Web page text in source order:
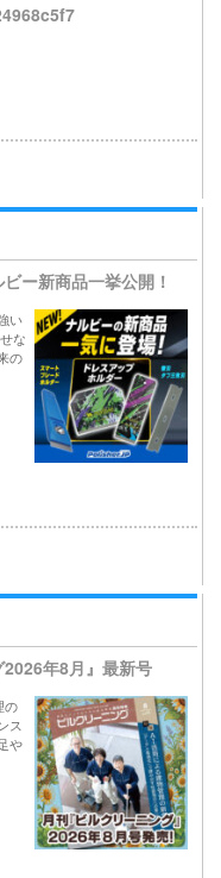
ー新商品一挙公開！
い
な
の
2026年8月』最新号
の
ス
や